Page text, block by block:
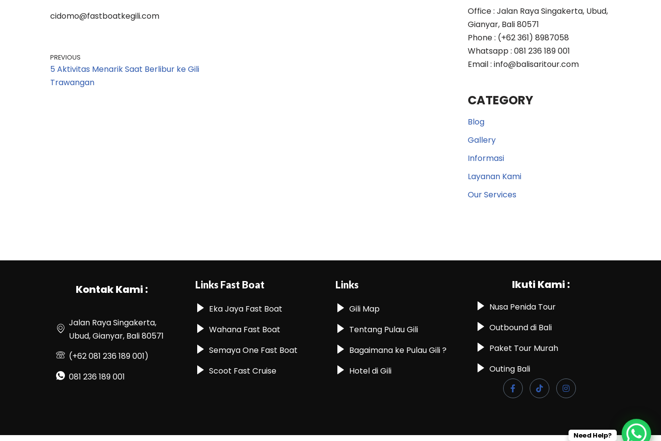
cidomo@fastboatkegili.com
PREVIOUS
5 Aktivitas Menarik Saat Berlibur ke Gili
Trawangan
Office : Jalan Raya Singakerta, Ubud,
Gianyar, Bali 80571
Phone : (+62 361) 8987058
Whatsapp : 081 236 189 001
Email : info@balisaritour.com
CATEGORY
Blog
Gallery
Informasi
Layanan Kami
Our Services
Kontak Kami :
Jalan Raya Singakerta,
Ubud, Gianyar, Bali 80571
(+62 081 236 189 001)
081 236 189 001
Links Fast Boat
Eka Jaya Fast Boat
Wahana Fast Boat
Semaya One Fast Boat
Scoot Fast Cruise
Links
Gili Map
Tentang Pulau Gili
Bagaimana ke Pulau Gili ?
Hotel di Gili
Ikuti Kami :
Nusa Penida Tour
Outbound di Bali
Paket Tour Murah
Outing Bali
Need Help?